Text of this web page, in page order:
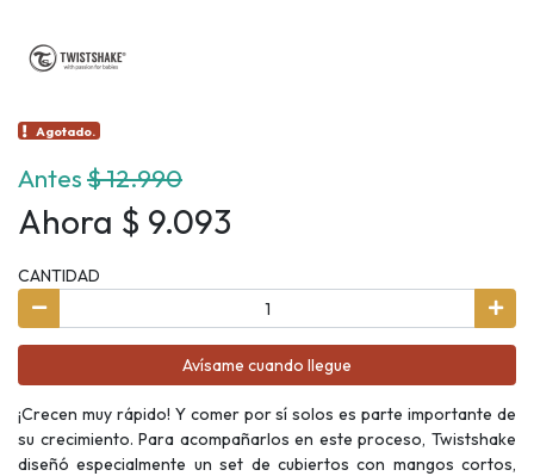
Agotado.
Antes$ 12.990
Ahora $ 9.093
CANTIDAD
Avísame cuando llegue
¡Crecen muy rápido! Y comer por sí solos es parte importante de
su crecimiento. Para acompañarlos en este proceso, Twistshake
diseñó especialmente un set de cubiertos con mangos cortos,